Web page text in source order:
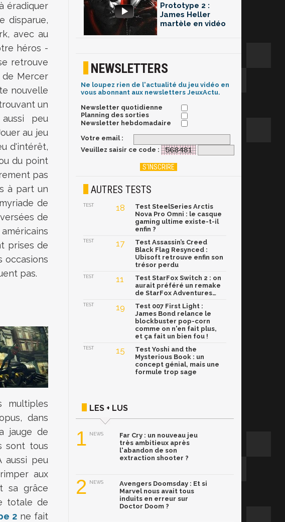
éradiquer
disparue,
avec au
héros -
retrouve
de Mercer
nouvelle
un
peu
au jeu
d'intérêt,
du point
pas
à part un
de
de
prises de
occasions
pas.
multiples
dans
jauge de
sont tous
aussi peu
aux
sa grâce
totale de
2 ne fait
Prototype 2 :
James Heller
martèle en vidéo
NEWSLETTERS
Ne loupez rien de l'actualité du jeu vidéo en
vous abonnant aux newsletters JeuxActu.
Newsletter quotidienne
Planning des sorties
Newsletter hebdomadaire
Votre email :
Veuillez saisir ce code :
AUTRES TESTS
TEST 18
Test SteelSeries Arctis
Nova Pro Omni : le casque
gaming ultime existe-t-il
enfin ?
TEST 17
Test Assassin’s Creed
Black Flag Resynced :
Ubisoft retrouve enfin son
trésor perdu
TEST 11
Test StarFox Switch 2 : on
aurait préféré un remake
de StarFox Adventures…
TEST 19
Test 007 First Light :
James Bond relance le
blockbuster pop-corn
comme on n'en fait plus,
et ça fait un bien fou !
TEST 15
Test Yoshi and the
Mysterious Book : un
concept génial, mais une
formule trop sage
LES + LUS
1 NEWS
Far Cry : un nouveau jeu
très ambitieux après
l'abandon de son
extraction shooter ?
2 NEWS
Avengers Doomsday : Et si
Marvel nous avait tous
induits en erreur sur
Doctor Doom ?